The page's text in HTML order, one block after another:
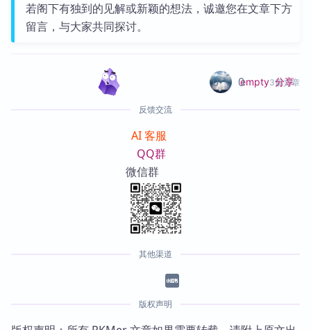
若阁下有独到的见解或新颖的想法，诚邀您在文章下方
留言，与大家共同探讨。
empty3篇文章
0 0 分享
反馈交流
AI 客服
QQ群
微信群
其他渠道
版权声明